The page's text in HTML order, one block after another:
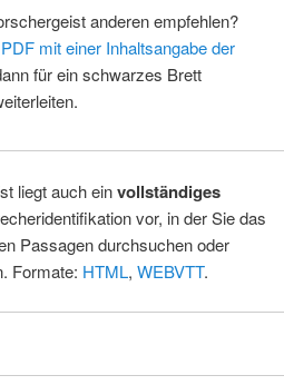
anderen empfehlen?
PDF mit einer Inhaltsangabe der
für ein schwarzes Brett
liegt auch einvollständiges
vor, in der Sie das
Passagen durchsuchen oder
Formate: HTML, WEBVTT.